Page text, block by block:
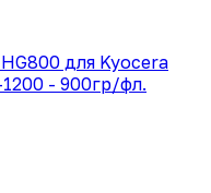
для Kyocera
- 900гр/фл.